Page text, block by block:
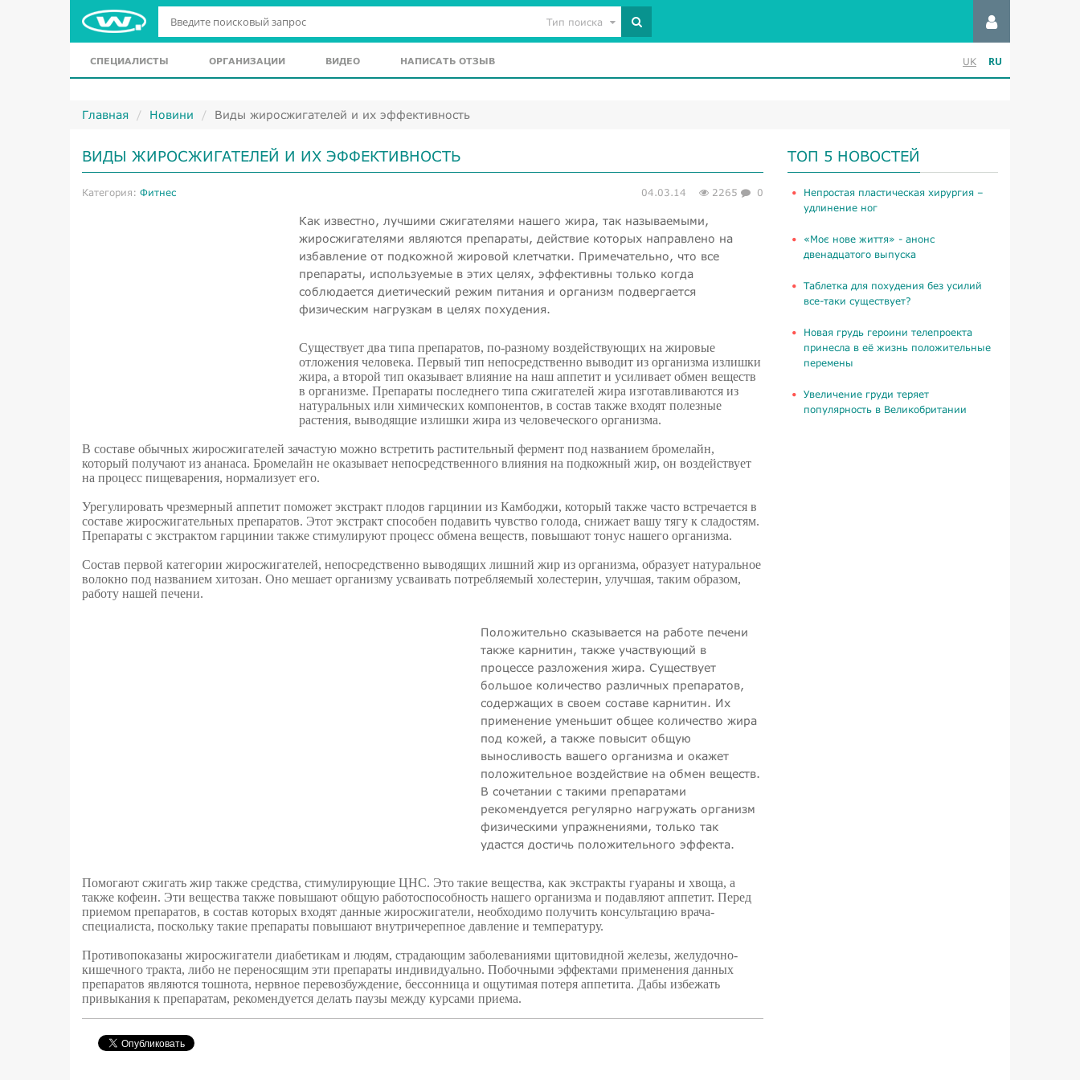
Тип поиска
СПЕЦИАЛИСТЫ ОРГАНИЗАЦИИ ВИДЕО НАПИСАТЬ ОТЗЫВ UK RU
Главная Новини Виды жиросжигателей и их эффективность
ВИДЫ ЖИРОСЖИГАТЕЛЕЙ И ИХ ЭФФЕКТИВНОСТЬ
Категория: Фитнес 04.03.14 2265 0
Как известно, лучшими сжигателями нашего жира, так называемыми,
жиросжигателями являются препараты, действие которых направлено на
избавление от подкожной жировой клетчатки. Примечательно, что все
препараты, используемые в этих целях, эффективны только когда
соблюдается диетический режим питания и организм подвергается
физическим нагрузкам в целях похудения.
Существует два типа препаратов, по-разному воздействующих на жировые
отложения человека. Первый тип непосредственно выводит из организма излишки
жира, а второй тип оказывает влияние на наш аппетит и усиливает обмен веществ
в организме. Препараты последнего типа сжигателей жира изготавливаются из
натуральных или химических компонентов, в состав также входят полезные
растения, выводящие излишки жира из человеческого организма.
В составе обычных жиросжигателей зачастую можно встретить растительный фермент под названием бромелайн,
который получают из ананаса. Бромелайн не оказывает непосредственного влияния на подкожный жир, он воздействует
на процесс пищеварения, нормализует его.
Урегулировать чрезмерный аппетит поможет экстракт плодов гарцинии из Камбоджи, который также часто встречается в
составе жиросжигательных препаратов. Этот экстракт способен подавить чувство голода, снижает вашу тягу к сладостям.
Препараты с экстрактом гарцинии также стимулируют процесс обмена веществ, повышают тонус нашего организма.
Состав первой категории жиросжигателей, непосредственно выводящих лишний жир из организма, образует натуральное
волокно под названием хитозан. Оно мешает организму усваивать потребляемый холестерин, улучшая, таким образом,
работу нашей печени.
Положительно сказывается на работе печени
также карнитин, также участвующий в
процессе разложения жира. Существует
большое количество различных препаратов,
содержащих в своем составе карнитин. Их
применение уменьшит общее количество жира
под кожей, а также повысит общую
выносливость вашего организма и окажет
положительное воздействие на обмен веществ.
В сочетании с такими препаратами
рекомендуется регулярно нагружать организм
физическими упражнениями, только так
удастся достичь положительного эффекта.
Помогают сжигать жир также средства, стимулирующие ЦНС. Это такие вещества, как экстракты гуараны и хвоща, а
также кофеин. Эти вещества также повышают общую работоспособность нашего организма и подавляют аппетит. Перед
приемом препаратов, в состав которых входят данные жиросжигатели, необходимо получить консультацию врача-
специалиста, поскольку такие препараты повышают внутричерепное давление и температуру.
Противопоказаны жиросжигатели диабетикам и людям, страдающим заболеваниями щитовидной железы, желудочно-
кишечного тракта, либо не переносящим эти препараты индивидуально. Побочными эффектами применения данных
препаратов являются тошнота, нервное перевозбуждение, бессонница и ощутимая потеря аппетита. Дабы избежать
привыкания к препаратам, рекомендуется делать паузы между курсами приема.
ТОП 5 НОВОСТЕЙ
​Непростая пластическая хирургия –
удлинение ног
«Моє нове життя» - анонс
двенадцатого выпуска
Таблетка для похудения без усилий
все-таки существует?
Новая грудь героини телепроекта
принесла в её жизнь положительные
перемены
Увеличение груди теряет
популярность в Великобритании